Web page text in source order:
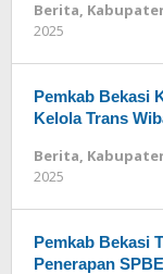
Berita,
2025
Pemkab Bekasi
Kelola Trans
Berita,
2025
Pemkab Bekasi
Penerapan